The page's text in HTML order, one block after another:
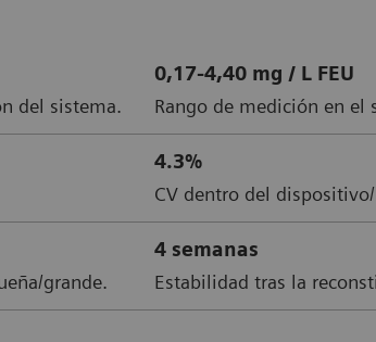
del sistema.
0,17-4,40 mg / L FEU
Rango de medición en el
4.3%
CV dentro del
grande.
4 semanas
Estabilidad tras la